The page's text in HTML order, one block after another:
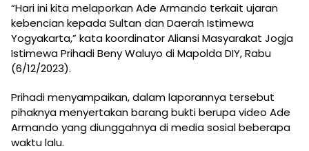
“Hari ini kita melaporkan Ade Armando terkait ujaran
kebencian kepada Sultan dan Daerah Istimewa
Yogyakarta,” kata koordinator Aliansi Masyarakat Jogja
Istimewa Prihadi Beny Waluyo di Mapolda DIY, Rabu
(6/12/2023).
Prihadi menyampaikan, dalam laporannya tersebut
pihaknya menyertakan barang bukti berupa video Ade
Armando yang diunggahnya di media sosial beberapa
waktu lalu.